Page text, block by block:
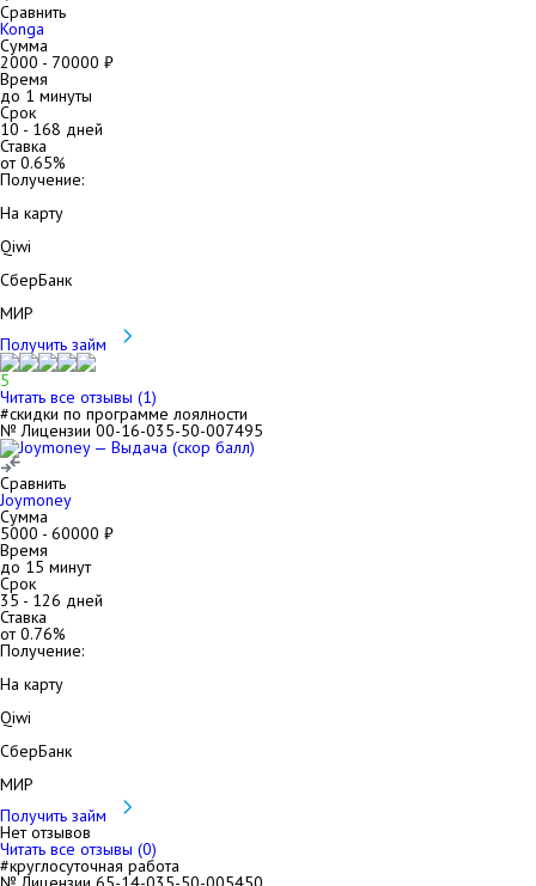
Сравнить
Konga
Сумма
2000 - 70000 ₽
Время
до 1 минуты
Срок
10 - 168 дней
Ставка
от0.65%
Получение:
На карту
Qiwi
СберБанк
МИР
Получить займ
5
Читать все отзывы (1)
#скидки по программе лоялности
№ Лицензии 00-16-035-50-007495
Сравнить
Joymoney
Сумма
5000 - 60000 ₽
Время
до 15 минут
Срок
35 - 126 дней
Ставка
от0.76%
Получение:
На карту
Qiwi
СберБанк
МИР
Получить займ
Нет отзывов
Читать все отзывы (0)
#круглосуточная работа